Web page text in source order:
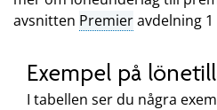
avsnitten Premieravdelning 1
Exempel på
I tabellen ser du några